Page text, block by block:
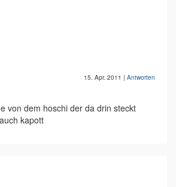
15. Apr. 2011 | Antworten
von dem hoschi der da drin steckt
kapott